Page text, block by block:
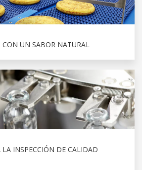
UN SABOR NATURAL
INSPECCIÓN DE CALIDAD